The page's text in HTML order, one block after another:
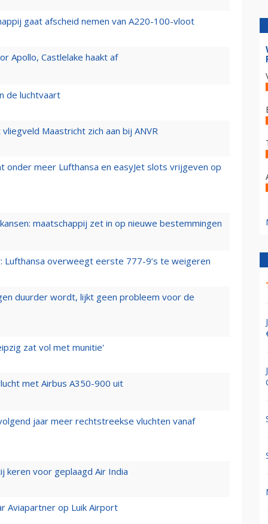
gaat afscheid nemen van A220-100-vloot
Apollo, Castlelake haakt af
de luchtvaart
Maastricht zich aan bij ANVR
meer Lufthansa en easyJet slots vrijgeven op
maatschappij zet in op nieuwe bestemmingen
Lufthansa overweegt eerste 777-9’s te weigeren
duurder wordt, lijkt geen probleem voor de
zat vol met munitie'
met Airbus A350-900 uit
jaar meer rechtstreekse vluchten vanaf
keren voor geplaagd Air India
Aviapartner op Luik Airport